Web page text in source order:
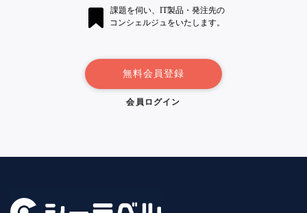
課題を伺い、IT製品・発注先の
コンシェルジュをいたします。
無料会員登録
会員ログイン